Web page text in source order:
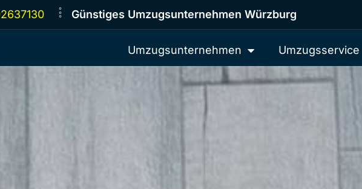
Günstiges Umzugsunternehmen Würzburg
Umzugsunternehmen Umzugsservice